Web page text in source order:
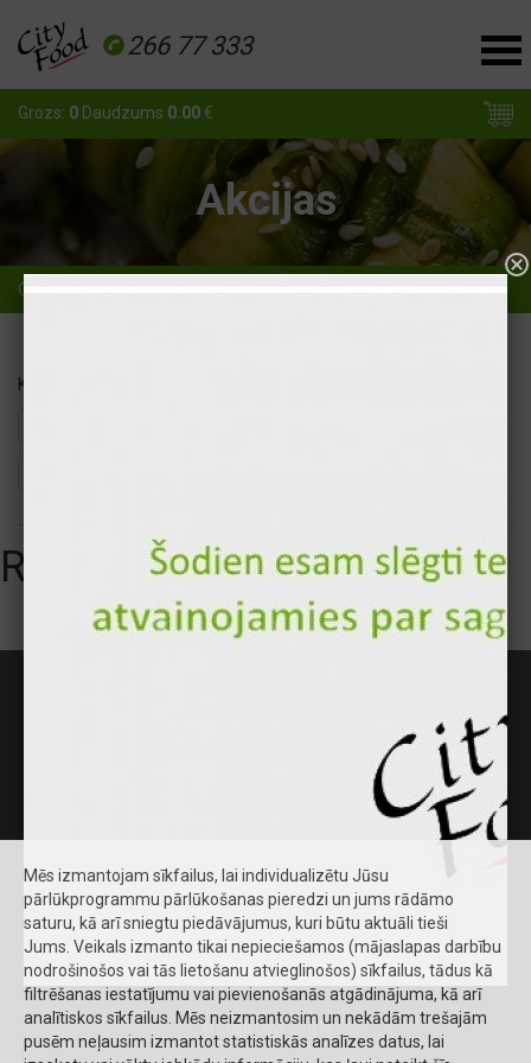
266 77 333
Grozs: 0 Daudzums 0.00€
Akcijas
Galvenā
Kārtot pēc
Rezultāts nav atrasts
Šodien: 12:00-22:00
© 2026 CityFood.lv
Mēs izmantojam sīkfailus, lai individualizētu Jūsu
pārlūkprogrammu pārlūkošanas pieredzi un jums rādāmo
saturu, kā arī sniegtu piedāvājumus, kuri būtu aktuāli tieši
Jums. Veikals izmanto tikai nepieciešamos (mājaslapas darbību
nodrošinošos vai tās lietošanu atvieglinošos) sīkfailus, tādus kā
filtrēšanas iestatījumu vai pievienošanās atgādinājuma, kā arī
analītiskos sīkfailus. Mēs neizmantosim un nekādām trešajām
pusēm neļausim izmantot statistiskās analīzes datus, lai